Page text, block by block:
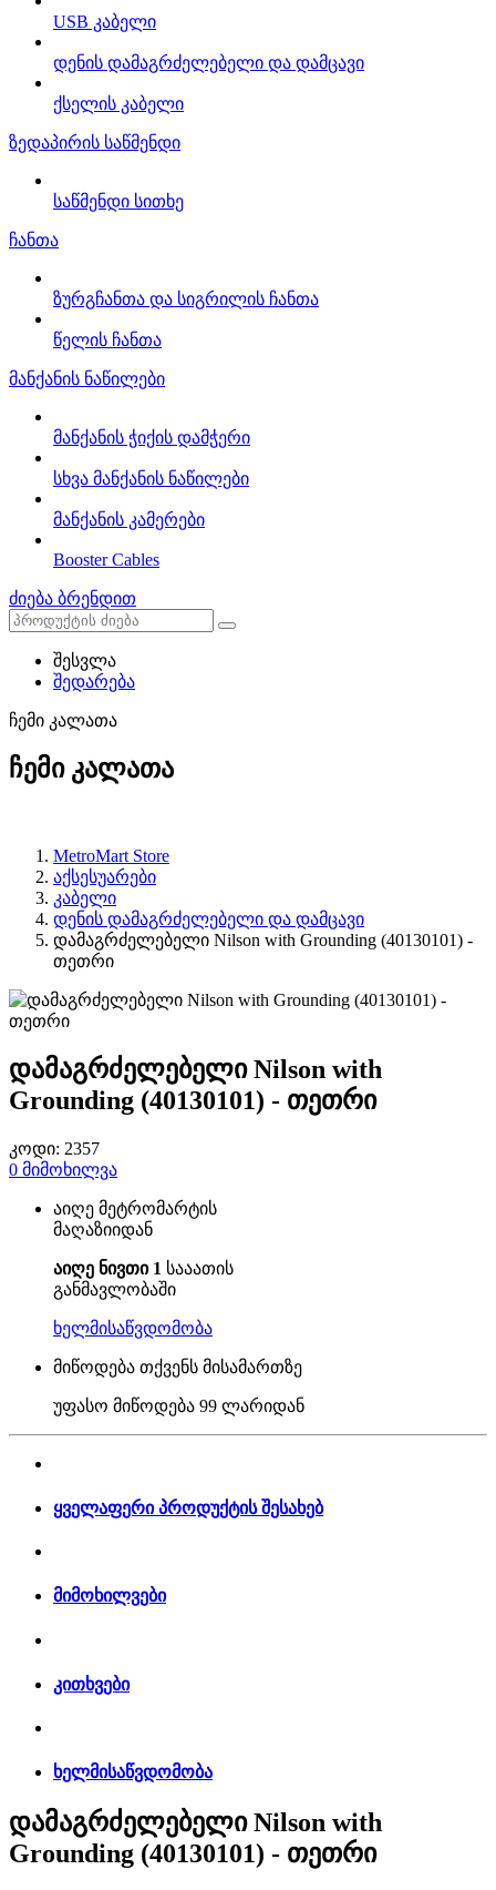
USB კაბელი
დენის დამაგრძელებელი და დამცავი
ქსელის კაბელი
ზედაპირის საწმენდი
საწმენდი სითხე
ჩანთა
ზურგჩანთა და სიგრილის ჩანთა
წელის ჩანთა
მანქანის ნაწილები
მანქანის ჭიქის დამჭერი
სხვა მანქანის ნაწილები
მანქანის კამერები
Booster Cables
ძიება ბრენდით
შესვლა
შედარება
ჩემი კალათა
ჩემი კალათა
MetroMart Store
აქსესუარები
კაბელი
დენის დამაგრძელებელი და დამცავი
დამაგრძელებელი Nilson with Grounding (40130101) -
თეთრი
დამაგრძელებელი Nilson with
Grounding (40130101) - თეთრი
კოდი: 2357
0 მიმოხილვა
აიღე მეტრომარტის
მაღაზიიდან
აიღე ნივთი 1 სააათის
განმავლობაში
ხელმისაწვდომობა
მიწოდება თქვენს მისამართზე
უფასო მიწოდება 99 ლარიდან
ყველაფერი პროდუქტის შესახებ
მიმოხილვები
კითხვები
ხელმისაწვდომობა
დამაგრძელებელი Nilson with
Grounding (40130101) - თეთრი